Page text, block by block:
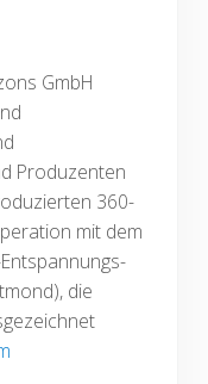
GmbH
Produzenten
360-
mit dem
die